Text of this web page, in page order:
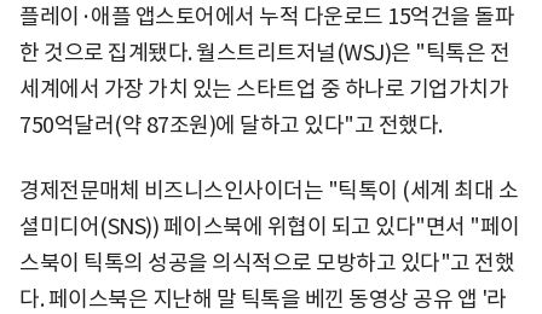
플레이·애플 앱스토어에서 누적 다운로드 15억건을 돌파
한 것으로 집계됐다. 월스트리트저널(WSJ)은 "틱톡은 전
세계에서 가장 가치 있는 스타트업 중 하나로 기업가치가
750억달러(약 87조원)에 달하고 있다"고 전했다.
경제전문매체 비즈니스인사이더는 "틱톡이 (세계 최대 소
셜미디어(SNS)) 페이스북에 위협이 되고 있다"면서 "페이
스북이 틱톡의 성공을 의식적으로 모방하고 있다"고 전했
다. 페이스북은 지난해 말 틱톡을 베낀 동영상 공유 앱 '라